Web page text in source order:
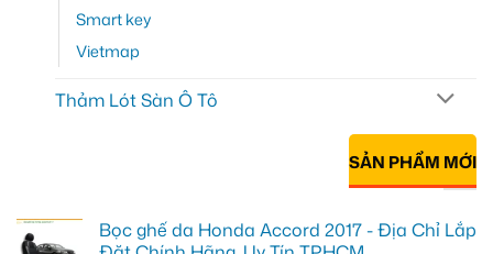
Smart key
Vietmap
Thảm Lót Sàn Ô Tô
SẢN PHẨM MỚI
Bọc ghế da Honda Accord 2017 - Địa Chỉ Lắp